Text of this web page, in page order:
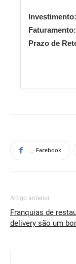
Investimento:
Faturamento:
Prazo de
Facebook
Artigo anterior
Franquias de
delivery são um